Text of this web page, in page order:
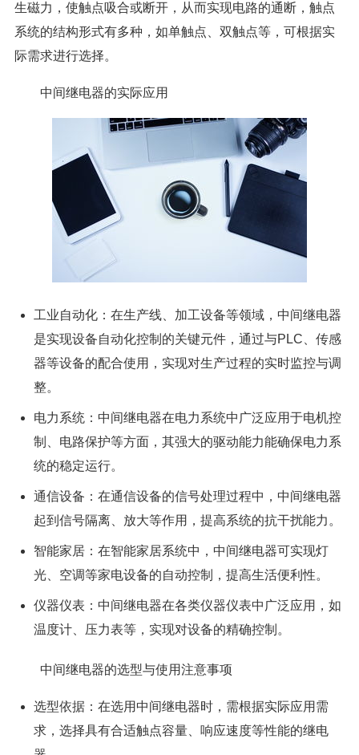
生磁力，使触点吸合或断开，从而实现电路的通断，触点
系统的结构形式有多种，如单触点、双触点等，可根据实
际需求进行选择。
中间继电器的实际应用
工业自动化：在生产线、加工设备等领域，中间继电器
是实现设备自动化控制的关键元件，通过与PLC、传感
器等设备的配合使用，实现对生产过程的实时监控与调
整。
电力系统：中间继电器在电力系统中广泛应用于电机控
制、电路保护等方面，其强大的驱动能力能确保电力系
统的稳定运行。
通信设备：在通信设备的信号处理过程中，中间继电器
起到信号隔离、放大等作用，提高系统的抗干扰能力。
智能家居：在智能家居系统中，中间继电器可实现灯
光、空调等家电设备的自动控制，提高生活便利性。
仪器仪表：中间继电器在各类仪器仪表中广泛应用，如
温度计、压力表等，实现对设备的精确控制。
中间继电器的选型与使用注意事项
选型依据：在选用中间继电器时，需根据实际应用需
求，选择具有合适触点容量、响应速度等性能的继电